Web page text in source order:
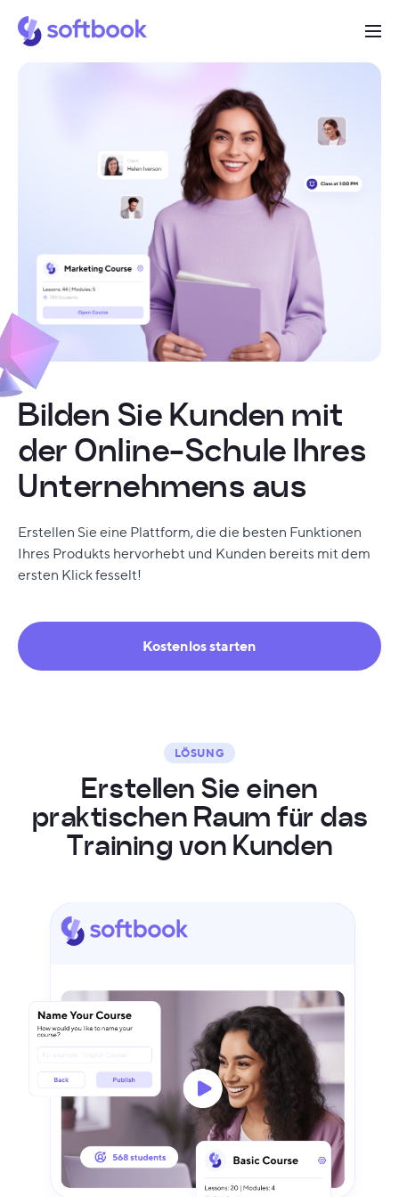
Bilden Sie Kunden mit
der Online-Schule Ihres
Unternehmens aus
Erstellen Sie eine Plattform, die die besten Funktionen
Ihres Produkts hervorhebt und Kunden bereits mit dem
ersten Klick fesselt!
Kostenlos starten
LÖSUNG
Erste en Sie einen
praktischen Raum für das
Training von Kunden